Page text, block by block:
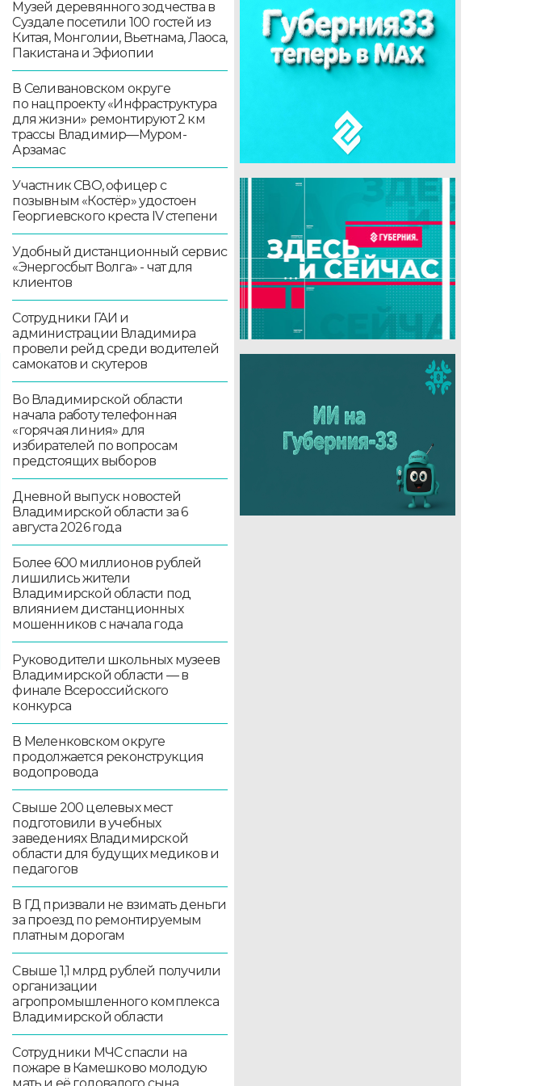
Музей деревянного зодчества в
Суздале посетили 100 гостей из
Китая, Монголии, Вьетнама, Лаоса,
Пакистана и Эфиопии
В Селивановском округе
по нацпроекту «Инфраструктура
для жизни» ремонтируют 2 км
трассы Владимир—Муром-
Арзамас
Участник СВО, офицер с
позывным «Костёр» удостоен
Георгиевского креста IV степени
Удобный дистанционный сервис
«Энергосбыт Волга» - чат для
клиентов
Сотрудники ГАИ и
администрации Владимира
провели рейд среди водителей
самокатов и скутеров
Во Владимирской области
начала работу телефонная
«горячая линия» для
избирателей по вопросам
предстоящих выборов
Дневной выпуск новостей
Владимирской области за 6
августа 2026 года
Более 600 миллионов рублей
лишились жители
Владимирской области под
влиянием дистанционных
мошенников с начала года
Руководители школьных музеев
Владимирской области — в
финале Всероссийского
конкурса
В Меленковском округе
продолжается реконструкция
водопровода
Свыше 200 целевых мест
подготовили в учебных
заведениях Владимирской
области для будущих медиков и
педагогов
В ГД призвали не взимать деньги
за проезд по ремонтируемым
платным дорогам
Свыше 1,1 млрд рублей получили
организации
агропромышленного комплекса
Владимирской области
Сотрудники МЧС спасли на
пожаре в Камешково молодую
мать и её годовалого сына